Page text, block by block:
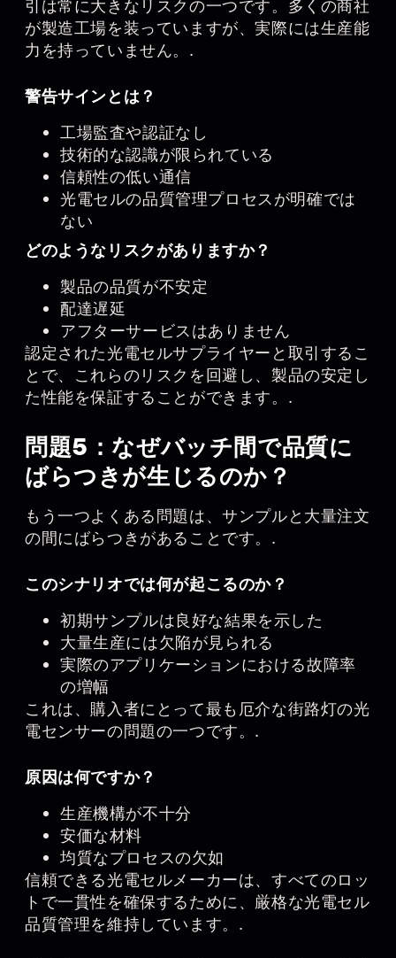
引は常に大きなリスクの一つです。多くの商社
が製造工場を装っていますが、実際には生産能
力を持っていません。.
警告サインとは？
工場監査や認証なし
技術的な認識が限られている
信頼性の低い通信
光電セルの品質管理プロセスが明確では
ない
どのようなリスクがありますか？
製品の品質が不安定
配達遅延
アフターサービスはありません
認定された光電セルサプライヤーと取引するこ
とで、これらのリスクを回避し、製品の安定し
た性能を保証することができます。.
問題5：なぜバッチ間で品質に
ばらつきが生じるのか？
もう一つよくある問題は、サンプルと大量注文
の間にばらつきがあることです。.
このシナリオでは何が起こるのか？
初期サンプルは良好な結果を示した
大量生産には欠陥が見られる
実際のアプリケーションにおける故障率
の増幅
これは、購入者にとって最も厄介な街路灯の光
電センサーの問題の一つです。.
原因は何ですか？
生産機構が不十分
安価な材料
均質なプロセスの欠如
信頼できる光電セルメーカーは、すべてのロッ
トで一貫性を確保するために、厳格な光電セル
品質管理を維持しています。.